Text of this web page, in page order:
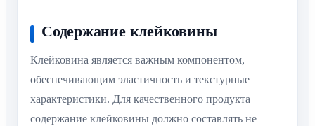
Содержание клейковины
Клейковина является важным компонентом,
обеспечивающим эластичность и текстурные
характеристики. Для качественного продукта
содержание клейковины должно составлять не